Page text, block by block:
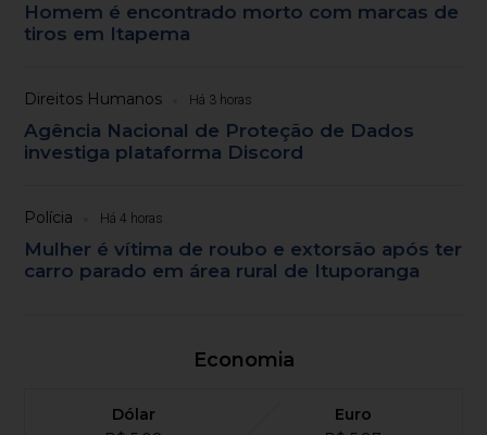
Homem é encontrado morto com marcas de
tiros em Itapema
Direitos Humanos Há 3 horas
Agência Nacional de Proteção de Dados
investiga plataforma Discord
Polícia Há 4 horas
Mulher é vítima de roubo e extorsão após ter
carro parado em área rural de Ituporanga
Economia
Dólar
Euro